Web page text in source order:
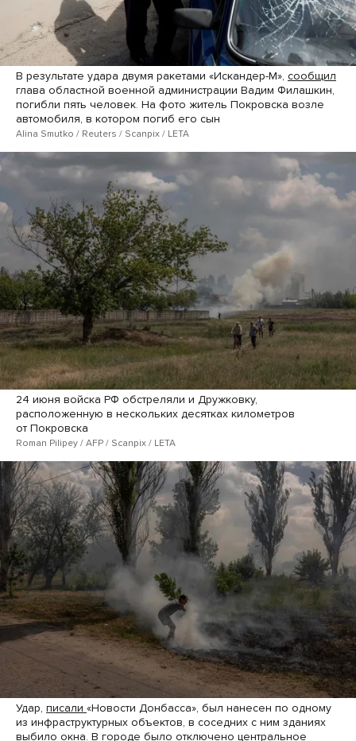
В результате удара двумя ракетами «Искандер-М», сообщил
глава областной военной администрации Вадим Филашкин,
погибли пять человек. На фото житель Покровска возле
автомобиля, в котором погиб его сын
Alina Smutko / Reuters / Scanpix / LETA
24 июня войска РФ обстреляли и Дружковку,
расположенную в нескольких десятках километров
от Покровска
Roman Pilipey / AFP / Scanpix / LETA
Удар, писали «Новости Донбасса», был нанесен по одному
из инфраструктурных объектов, в соседних с ним зданиях
выбило окна. В городе было отключено центральное